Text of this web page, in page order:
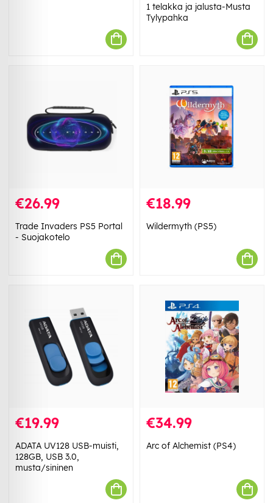
1 telakka ja jalusta-Musta
Tylypahka
€26.99
Trade Invaders PS5 Portal
- Suojakotelo
€18.99
Wildermyth (PS5)
€19.99
ADATA UV128 USB-muisti,
128GB, USB 3.0,
musta/sininen
€34.99
Arc of Alchemist (PS4)